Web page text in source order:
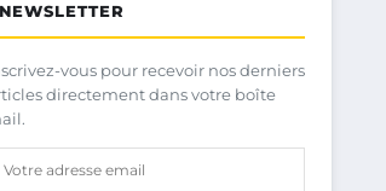
NEWSLETTER
vous pour recevoir nos derniers
directement dans votre boîte